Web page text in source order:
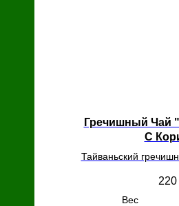
Гречишный Чай
С
Тайваньский
220
Вес